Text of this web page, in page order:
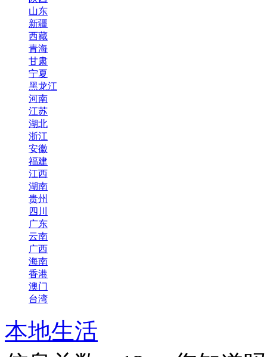
山东
新疆
西藏
青海
甘肃
宁夏
黑龙江
河南
江苏
湖北
浙江
安徽
福建
江西
湖南
贵州
四川
广东
云南
广西
海南
香港
澳门
台湾
本地生活